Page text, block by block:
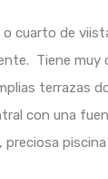
cuarto de
Tiene muy
terrazas
con una